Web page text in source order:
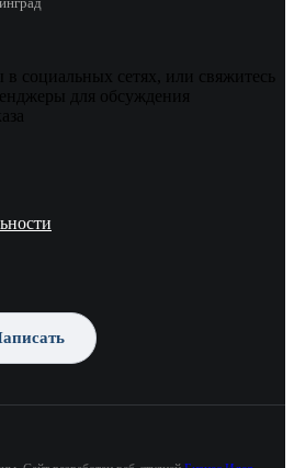
социальных сетях, или свяжитесь
для обсуждения